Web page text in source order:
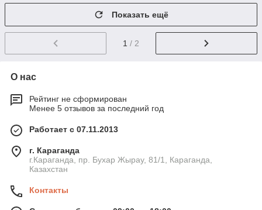
Показать ещё
1 / 2
О нас
Рейтинг не сформирован
Менее 5 отзывов за последний год
Работает с 07.11.2013
г. Караганда
г.Караганда, пр. Бухар Жырау, 81/1, Караганда,
Казахстан
Контакты